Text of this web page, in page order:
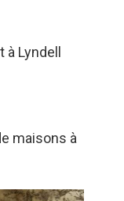
Lyndell
maisons à